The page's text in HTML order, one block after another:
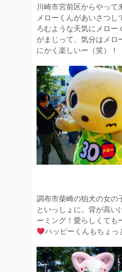
川崎市宮前区からやって
メローくんがあいさつ
ろむような天気にメロー
がまじって、気分はメロ
にかく楽しいー（笑）！
調布市柴崎の狛犬の女の
といっしょに。背が高い
ーミング！愛らしくても
ハッピーくんもちょっ